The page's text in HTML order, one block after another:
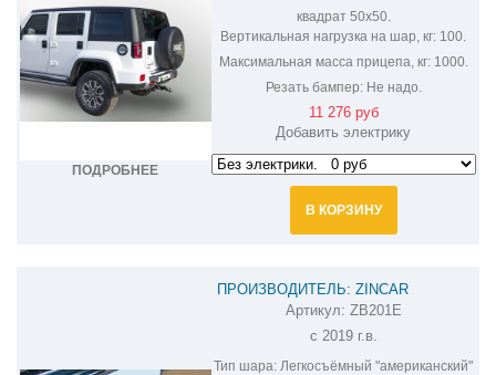
ПОДРОБНЕЕ
квадрат 50х50.
Вертикальная нагрузка на шар, кг: 100.
Максимальная масса прицепа, кг:1000.
Резать бампер:Не надо.
11 276 руб
Добавить электрику
В КОРЗИНУ
ПРОИЗВОДИТЕЛЬ: ZINCAR
ОЦИНКОВАННЫЙ ФАРКОП НА BAIC
BJ40 ZB201E
Артикул: ZB201E
с 2019 г.в.
Тип шара: Легкосъёмный "американский"